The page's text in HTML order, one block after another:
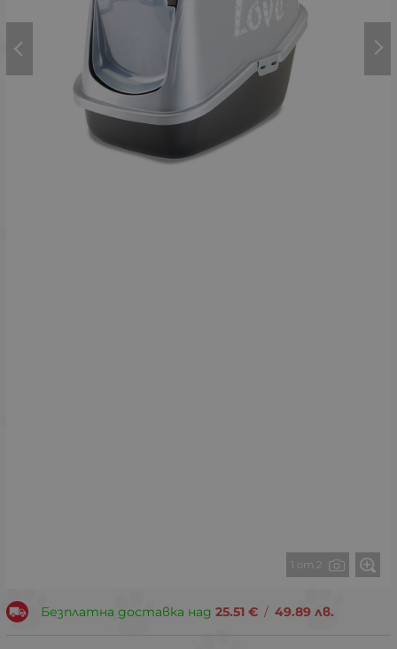
1 от 2
Безплатна доставка над 25.51 € / 49.89 лв.